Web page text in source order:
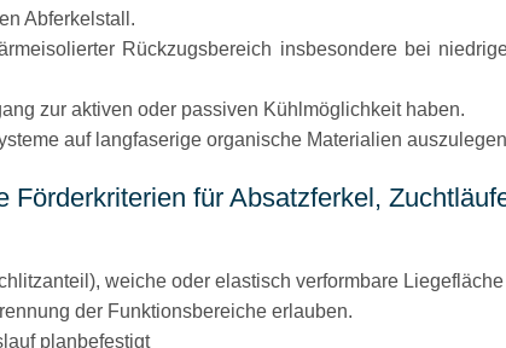
Abferkelstall.
Rückzugsbereich insbesondere bei
zur aktiven oder passiven Kühlmöglichkeit haben.
auf langfaserige organische Materialien
Förderkriterien für Absatzferkel,
weiche oder elastisch verformbare Liegefläche
der Funktionsbereiche erlauben.
planbefestigt